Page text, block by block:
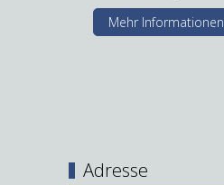
Mehr Informationen
Adresse